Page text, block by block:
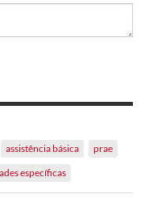
assistência básica
prae
específicas